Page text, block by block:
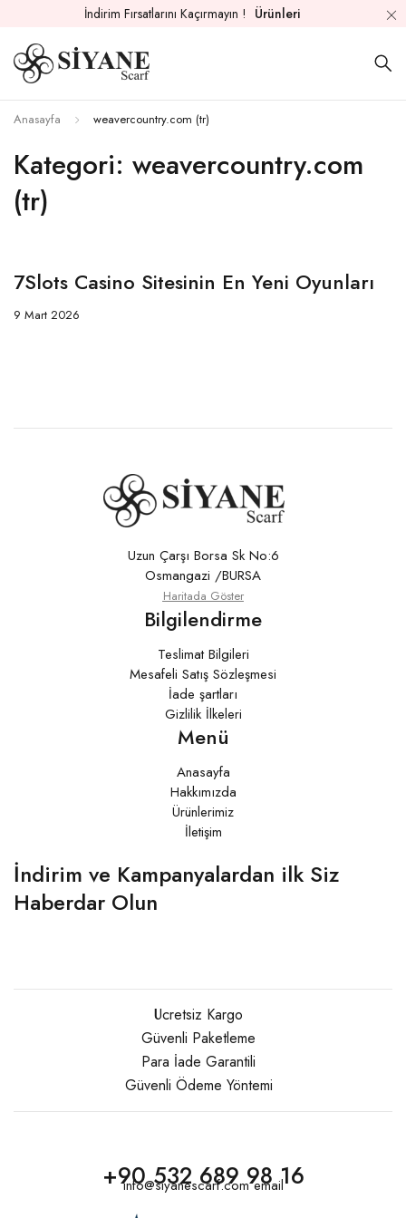
İndirim Fırsatlarını Kaçırmayın ! Ürünleri
Kategori: weavercountry.com
(tr)
Anasayfa weavercountry.com (tr)
7Slots Casino Sitesinin En Yeni Oyunları
9 Mart 2026
Uzun Çarşı Borsa Sk No:6
Osmangazi /BURSA
Haritada Göster
Bilgilendirme
Teslimat Bilgileri
Mesafeli Satış Sözleşmesi
İade şartları
Gizlilik İlkeleri
Menü
Anasayfa
Hakkımızda
Ürünlerimiz
İletişim
İndirim ve Kampanyalardan ilk Siz
Haberdar Olun
Ücretsiz Kargo
Güvenli Paketleme
Para İade Garantili
Güvenli Ödeme Yöntemi
+90 532 689 98 16
info@siyanescarf.com email